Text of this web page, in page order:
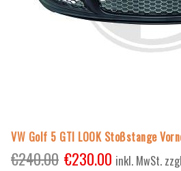
VW Golf 5 GTI LOOK Stoßstange
€240.00 €230.00 inkl. MwSt.